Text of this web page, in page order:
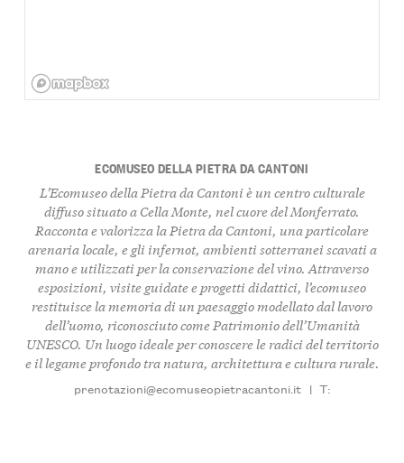
ECOMUSEO DELLA PIETRA DA CANTONI
L’Ecomuseo della Pietra da Cantoni è un centro culturale
diffuso situato a Cella Monte, nel cuore del Monferrato.
Racconta e valorizza la Pietra da Cantoni, una particolare
arenaria locale, e gli infernot, ambienti sotterranei scavati a
mano e utilizzati per la conservazione del vino. Attraverso
esposizioni, visite guidate e progetti didattici, l’ecomuseo
restituisce la memoria di un paesaggio modellato dal lavoro
dell’uomo, riconosciuto come Patrimonio dell’Umanità
UNESCO. Un luogo ideale per conoscere le radici del territorio
e il legame profondo tra natura, architettura e cultura rurale.
prenotazioni@ecomuseopietracantoni.it | T: